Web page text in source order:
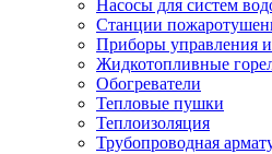
Насосы для систем
Станции
Приборы управления
Жидкотопливные
Обогреватели
Тепловые пушки
Теплоизоляция
Трубопроводная